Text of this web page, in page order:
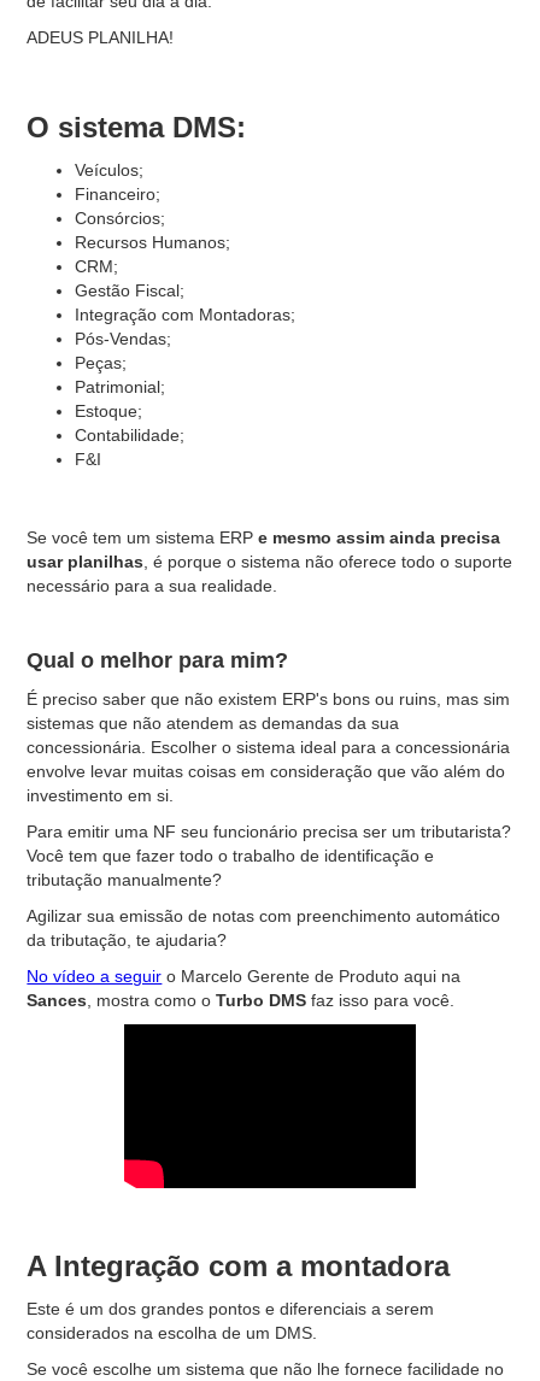
ADEUS PLANILHA!
O sistema DMS:
Veículos;
Financeiro;
Consórcios;
Recursos Humanos;
CRM;
Gestão Fiscal;
Integração com Montadoras;
Pós-Vendas;
Peças;
Patrimonial;
Estoque;
Contabilidade;
F&I
Se você tem um sistema ERPe mesmo assim ainda precisa
usar planilhas , é porque o sistema não oferece todo o suporte
necessário para a sua realidade.
Qual o melhor para mim?
É preciso saber que não existem ERP's bons ou ruins, mas sim
sistemas que não atendem as demandas da sua
concessionária. Escolher o sistema ideal para a concessionária
envolve levar muitas coisas em consideração que vão além do
investimento em si.
Para emitir uma NF seu funcionário precisa ser um tributarista?
Você tem que fazer todo o trabalho de identificação e
tributação manualmente?
Agilizar sua emissão de notas com preenchimento automático
da tributação, te ajudaria?
No vídeo a seguir o Marcelo Gerente de Produto aqui na
Sances , mostra como oTurbo DMS faz isso para você.
A Integração com a montadora
Este é um dos grandes pontos e diferenciais a serem
considerados na escolha de um DMS.
Se você escolhe um sistema que não lhe fornece facilidade no